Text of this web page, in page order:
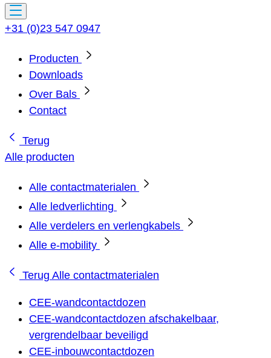
+31 (0)23 547 0947
Producten
Downloads
Over Bals
Contact
Terug
Alle producten
Alle contactmaterialen
Alle ledverlichting
Alle verdelers en verlengkabels
Alle e-mobility
Terug Alle contactmaterialen
CEE-wandcontactdozen
CEE-wandcontactdozen afschakelbaar,
vergrendelbaar beveiligd
CEE-inbouwcontactdozen